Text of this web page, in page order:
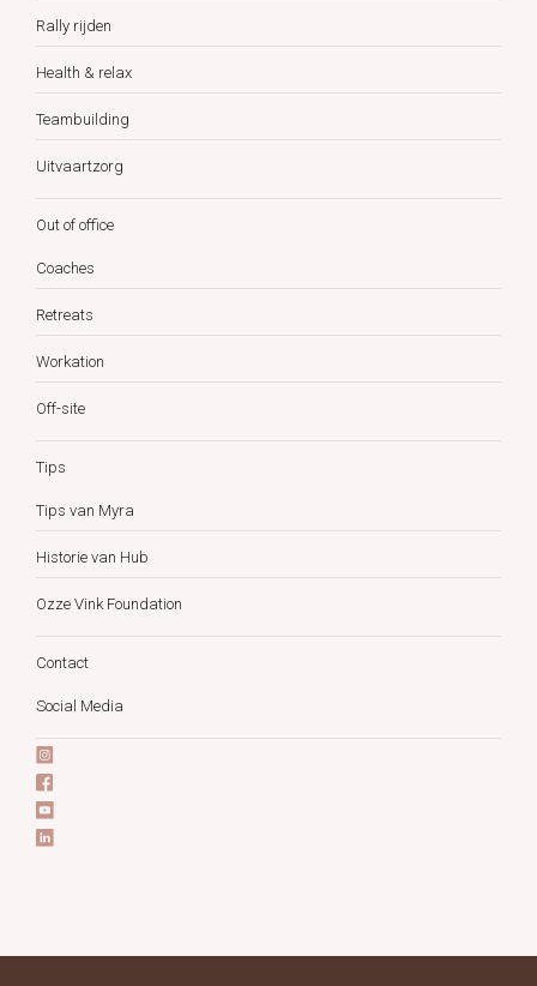
Rally rijden
Health & relax
Teambuilding
Uitvaartzorg
Out of office
Coaches
Retreats
Workation
Off-site
Tips
Tips van Myra
Historie van Hub
Ozze Vink Foundation
Contact
Social Media